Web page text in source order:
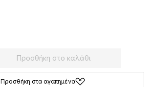
Προσθήκη στο καλάθι
Προσθήκη στα αγαπημένα